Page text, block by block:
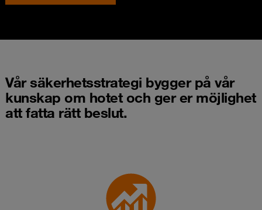
Vår säkerhetsstrategi bygger på vår
kunskap om hotet och ger er möjlighet
att fatta rätt beslut.